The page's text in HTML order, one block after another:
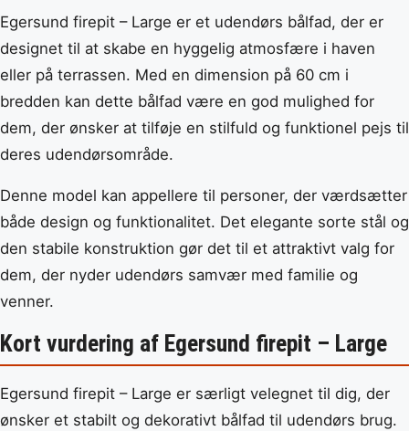
Egersund firepit – Large er et udendørs bålfad, der er
designet til at skabe en hyggelig atmosfære i haven
eller på terrassen. Med en dimension på 60 cm i
bredden kan dette bålfad være en god mulighed for
dem, der ønsker at tilføje en stilfuld og funktionel pejs til
deres udendørsområde.
Denne model kan appellere til personer, der værdsætter
både design og funktionalitet. Det elegante sorte stål og
den stabile konstruktion gør det til et attraktivt valg for
dem, der nyder udendørs samvær med familie og
venner.
Kort vurdering af Egersund firepit – Large
Egersund firepit – Large er særligt velegnet til dig, der
ønsker et stabilt og dekorativt bålfad til udendørs brug.